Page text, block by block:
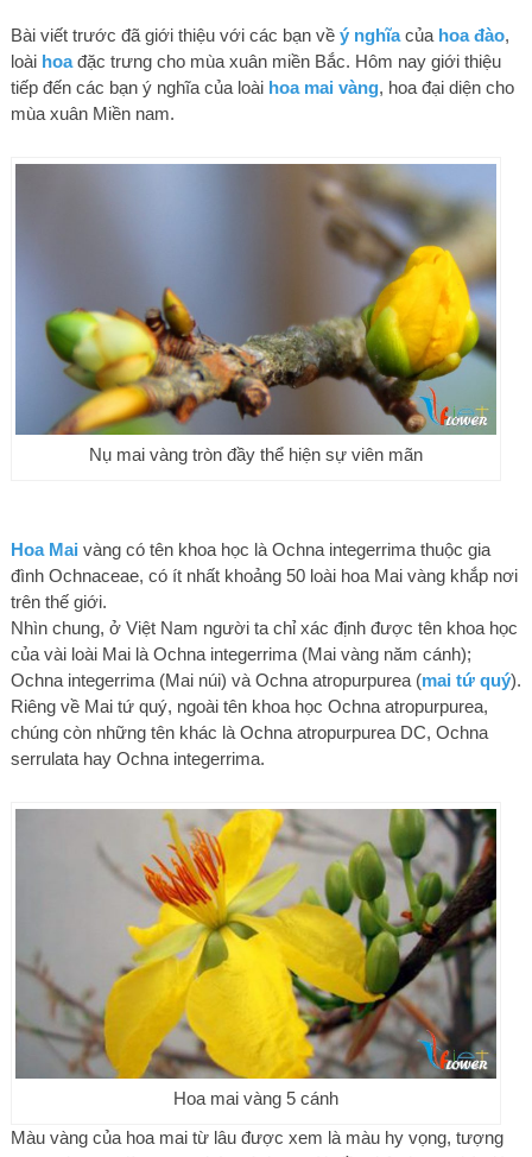
Bài viết trước đã giới thiệu với các bạn về ý nghĩacủa hoa đào,
loài hoađặc trưng cho mùa xuân miền Bắc. Hôm nay giới thiệu
tiếp đến các bạn ý nghĩa của loài hoa mai vàng, hoa đại diện cho
mùa xuân Miền nam.
Nụ mai vàng tròn đầy thể hiện sự viên mãn
Hoa Mai vàng có tên khoa học là Ochna integerrima thuộc gia
đình Ochnaceae, có ít nhất khoảng 50 loài hoa Mai vàng khắp nơi
trên thế giới.
Nhìn chung, ở Việt Nam người ta chỉ xác định được tên khoa học
của vài loài Mai là Ochna integerrima (Mai vàng năm cánh);
Ochna integerrima (Mai núi) và Ochna atropurpurea (mai tứ quý).
Riêng về Mai tứ quý, ngoài tên khoa học Ochna atropurpurea,
chúng còn những tên khác là Ochna atropurpurea DC, Ochna
serrulata hay Ochna integerrima.
Hoa mai vàng 5 cánh
Màu vàng của hoa mai từ lâu được xem là màu hy vọng, tượng